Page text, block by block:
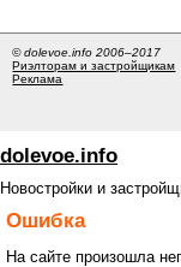
© dolevoe.info 2006–2017
Риэлторам и застройщикам
Реклама
dolevoe.info
Новостройки и
Ошибка
На сайте произошла